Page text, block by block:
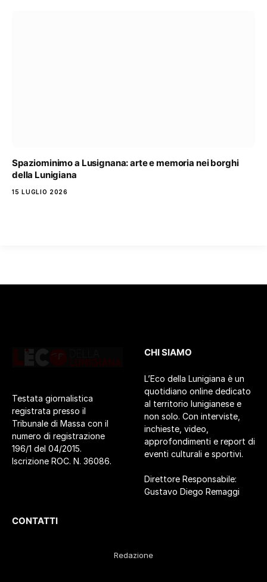
Spaziominimo a Lusignana: arte e memoria nei borghi
della Lunigiana
15 LUGLIO 2026
Testata giornalistica
registrata presso il
Tribunale di Massa con il
numero di registrazione
196/1 del 04/2015.
Iscrizione ROC. N. 36086.
CHI SIAMO
L’Eco della Lunigiana è un
quotidiano online dedicato
al territorio lunigianese e
non solo. Con interviste,
inchieste, video,
approfondimenti e report di
eventi culturali e sportivi.
Direttore Responsabile:
Gustavo Diego Remaggi
CONTATTI
Redazione